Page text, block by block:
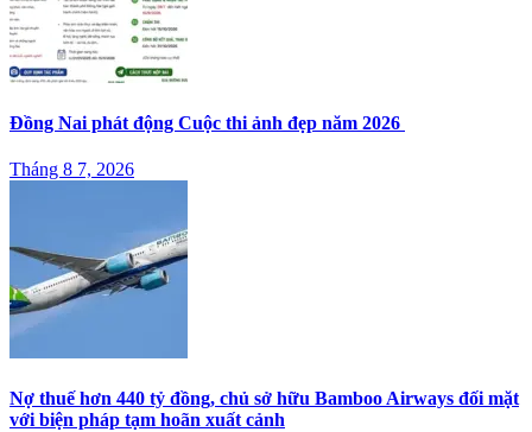
Đồng Nai phát động Cuộc thi ảnh đẹp năm 2026
Tháng 8 7, 2026
Nợ thuế hơn 440 tỷ đồng, chủ sở hữu Bamboo Airways đối mặt
với biện pháp tạm hoãn xuất cảnh